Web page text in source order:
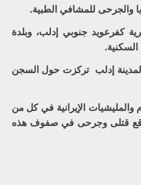
والجرحى للمشافي الطبية.
كفرعويد جنوبي إدلب، وبلدة
السكنية.
لمدينة إدلب تركزت حول السجن
الإيرانية في كل من
قتلى وجرحى في صفوف هذه